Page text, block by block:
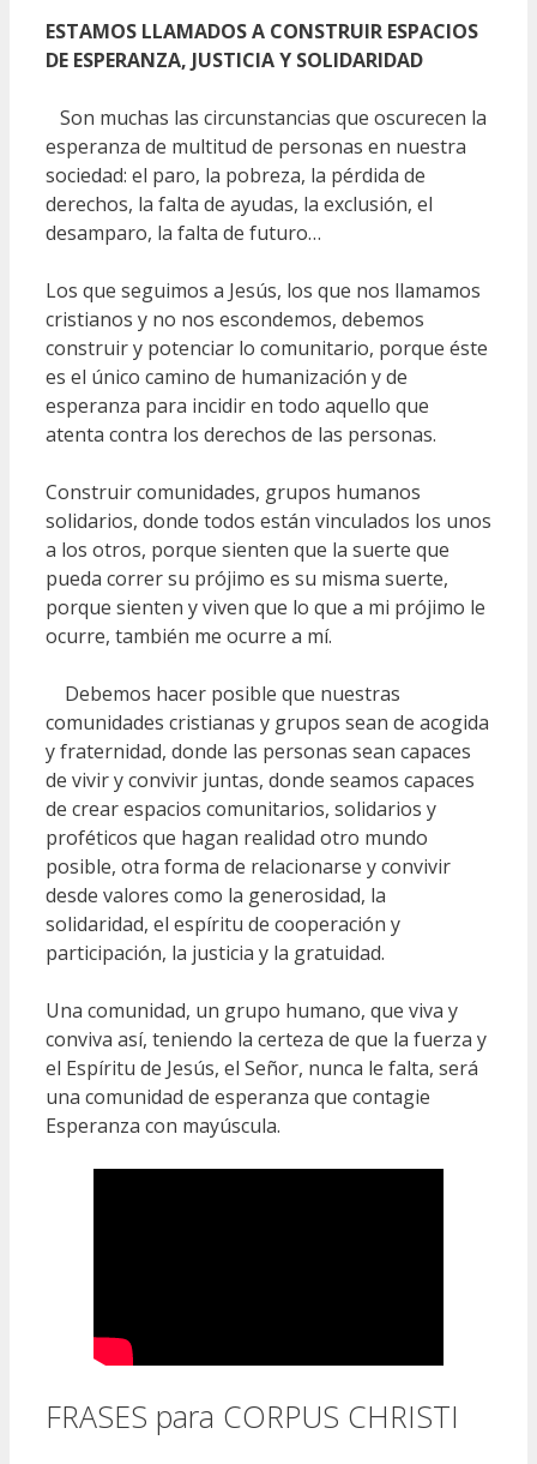
ESTAMOS LLAMADOS A CONSTRUIR ESPACIOS
DE ESPERANZA, JUSTICIA Y SOLIDARIDAD
Son muchas las circunstancias que oscurecen la
esperanza de multitud de personas en nuestra
sociedad: el paro, la pobreza, la pérdida de
derechos, la falta de ayudas, la exclusión, el
desamparo, la falta de futuro…
Los que seguimos a Jesús, los que nos llamamos
cristianos y no nos escondemos, debemos
construir y potenciar lo comunitario, porque éste
es el único camino de humanización y de
esperanza para incidir en todo aquello que
atenta contra los derechos de las personas.
Construir comunidades, grupos humanos
solidarios, donde todos están vinculados los unos
a los otros, porque sienten que la suerte que
pueda correr su prójimo es su misma suerte,
porque sienten y viven que lo que a mi prójimo le
ocurre, también me ocurre a mí.
Debemos hacer posible que nuestras
comunidades cristianas y grupos sean de acogida
y fraternidad, donde las personas sean capaces
de vivir y convivir juntas, donde seamos capaces
de crear espacios comunitarios, solidarios y
proféticos que hagan realidad otro mundo
posible, otra forma de relacionarse y convivir
desde valores como la generosidad, la
solidaridad, el espíritu de cooperación y
participación, la justicia y la gratuidad.
Una comunidad, un grupo humano, que viva y
conviva así, teniendo la certeza de que la fuerza y
el Espíritu de Jesús, el Señor, nunca le falta, será
una comunidad de esperanza que contagie
Esperanza con mayúscula.
FRASES para CORPUS CHRISTI